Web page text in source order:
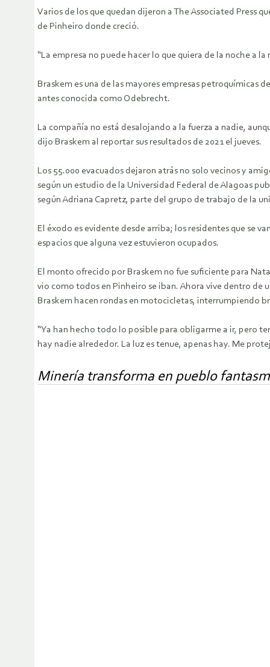
Varios de los que quedan dijeron a The Associated Press
de Pinheiro donde creció.
“La empresa no puede hacer lo que quiera de la noche a
Braskem es una de las mayores empresas
antes conocida como Odebrecht.
La compañía no está desalojando a la fuerza a nadie,
dijo Braskem al reportar sus resultados de 2021 el jueves.
Los 55.000 evacuados dejaron atrás no solo vecinos y
según un estudio de la Universidad Federal de Alagoas
según Adriana Capretz, parte del grupo de trabajo de la
El éxodo es evidente desde arriba; los residentes que se
espacios que alguna vez estuvieron ocupados.
El monto ofrecido por Braskem no fue suficiente para
vio como todos en Pinheiro se iban. Ahora vive dentro de
Braskem hacen rondas en motocicletas, interrumpiendo
“Ya han hecho todo lo posible para obligarme a ir, pero
hay nadie alrededor. La luz es tenue, apenas hay. Me
Minería transforma en pueblo